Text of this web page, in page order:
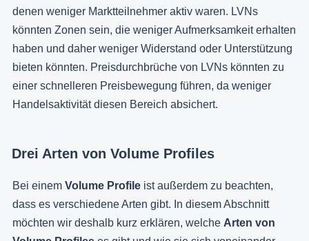
denen weniger Marktteilnehmer aktiv waren. LVNs
könnten Zonen sein, die weniger Aufmerksamkeit erhalten
haben und daher weniger Widerstand oder Unterstützung
bieten könnten. Preisdurchbrüche von LVNs könnten zu
einer schnelleren Preisbewegung führen, da weniger
Handelsaktivität diesen Bereich absichert.
Drei Arten von Volume Profiles
Bei einem Volume Profile ist außerdem zu beachten,
dass es verschiedene Arten gibt. In diesem Abschnitt
möchten wir deshalb kurz erklären, welche Arten von